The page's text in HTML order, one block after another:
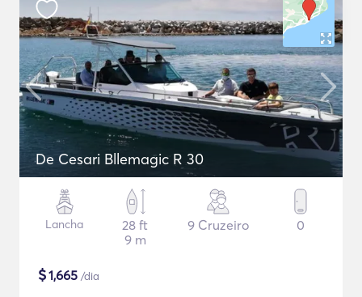
De Cesari Bllemagic R 30
Lancha
28 ft
9 m
9 Cruzeiro 0
$1,665 /dia